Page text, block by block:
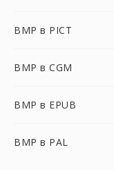
BMP в PICT
BMP в CGM
BMP в EPUB
BMP в PAL